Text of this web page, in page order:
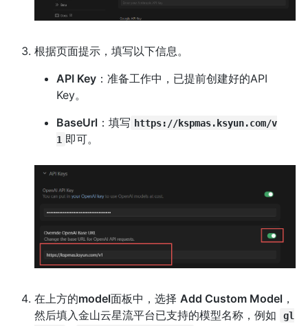
根据页面提示，填写以下信息。
API Key：准备工作中，已提前创建好的API
Key。
BaseUrl：填写 https://kspmas.ksyun.com/v
1 即可。
在上方的model面板中，选择 Add Custom Model，
然后填入金山云星流平台已支持的模型名称，例如
gl